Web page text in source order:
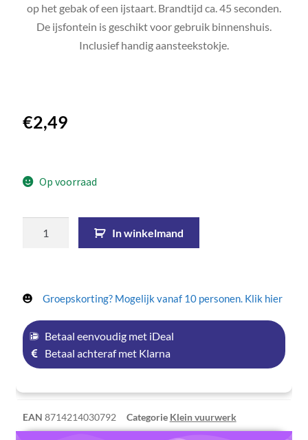
op het gebak of een ijstaart. Brandtijd ca. 45 seconden.
De ijsfontein is geschikt voor gebruik binnenshuis.
Inclusief handig aansteekstokje.
€2,49
Op voorraad
In winkelmand
Groepskorting? Mogelijk vanaf 10 personen. Klik hier
Betaal eenvoudig met iDeal
Betaal achteraf met Klarna
EAN 8714214030792 Categorie Klein vuurwerk